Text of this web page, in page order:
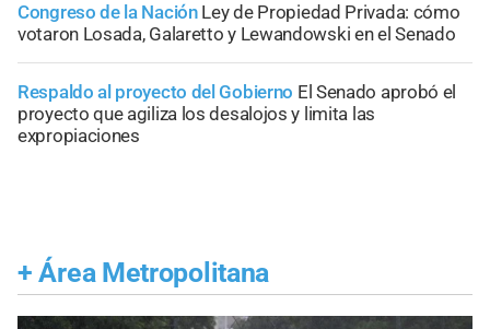
Congreso de la Nación Ley de Propiedad Privada: cómo
votaron Losada, Galaretto y Lewandowski en el Senado
Respaldo al proyecto del Gobierno El Senado aprobó el
proyecto que agiliza los desalojos y limita las
expropiaciones
+ Área Metropolitana